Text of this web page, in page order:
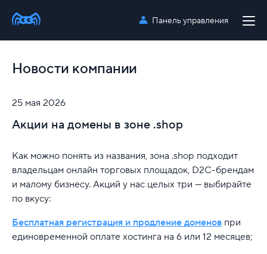
Панель управления
Новости компании
25 мая 2026
Акции на домены в зоне .shop
Как можно понять из названия, зона .shop подходит
владельцам онлайн торговых площадок, D2C-брендам
и малому бизнесу. Акций у нас целых три — выбирайте
по вкусу:
Бесплатная регистрация и продление доменов при
единовременной оплате хостинга на 6 или 12 месяцев;